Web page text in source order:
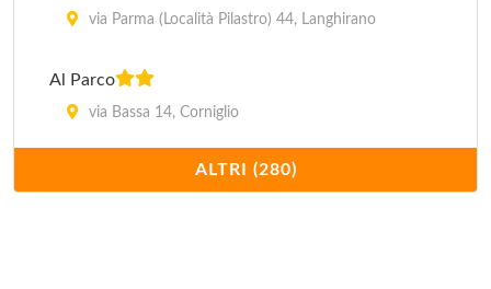
via Parma (Località Pilastro) 44, Langhirano
Al Parco
via Bassa 14, Corniglio
Albergo di Stigliano MarioALTRI (280)